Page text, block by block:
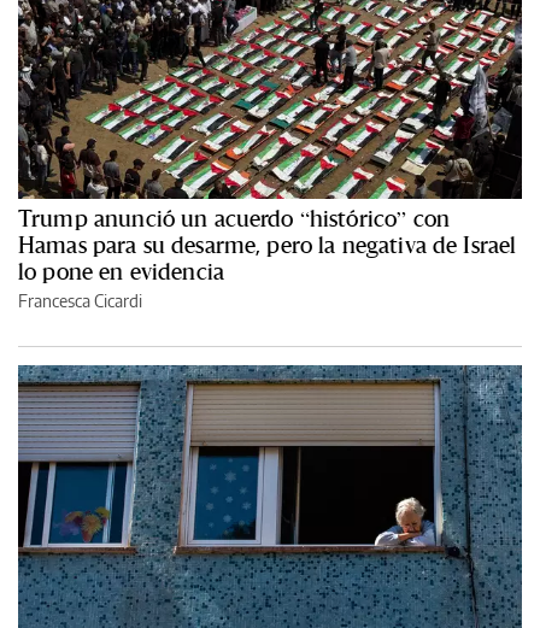
Trump anunció un acuerdo “histórico” con
Hamas para su desarme, pero la negativa de Israel
lo pone en evidencia
Francesca Cicardi